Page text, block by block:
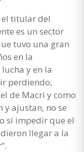
el titular del
es un sector
tuvo una gran
en la
y en la
perdiendo,
de Macri y como
y ajustan, no se
sí impedir que el
llegar a la